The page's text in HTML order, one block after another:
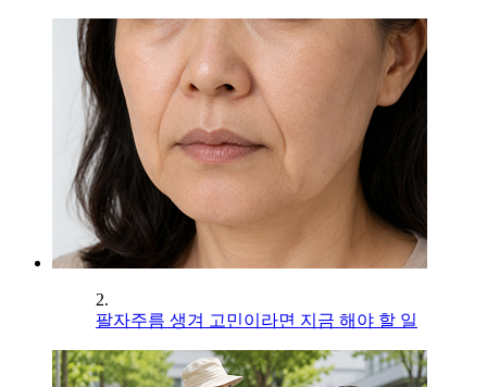
2.
팔자주름 생겨 고민이라면 지금 해야 할 일